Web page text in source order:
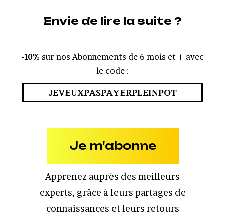
Envie de lire la suite ?
-10% sur nos Abonnements de 6 mois et + avec
le code :
JEVEUXPASPAYERPLEINPOT
Je m'abonne
Apprenez auprès des meilleurs
experts, grâce à leurs partages de
connaissances et leurs retours